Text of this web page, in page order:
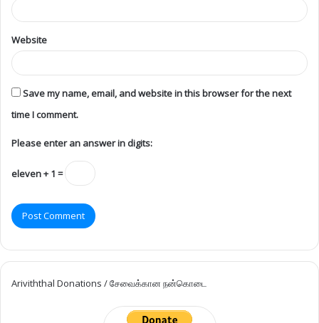
Website
Save my name, email, and website in this browser for the next
time I comment.
Please enter an answer in digits:
eleven + 1 =
Ariviththal Donations / சேவைக்கான நன்கொடை